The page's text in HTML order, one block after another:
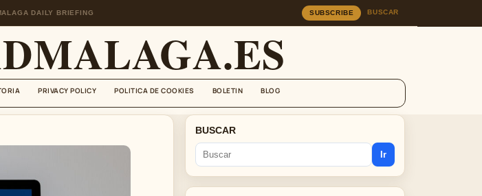
DAILY BRIEFING SUBSCRIBE BUSCAR
PRIVACY POLICY POLITICA DE COOKIES BOLETIN BLOG
BUSCAR
Ir